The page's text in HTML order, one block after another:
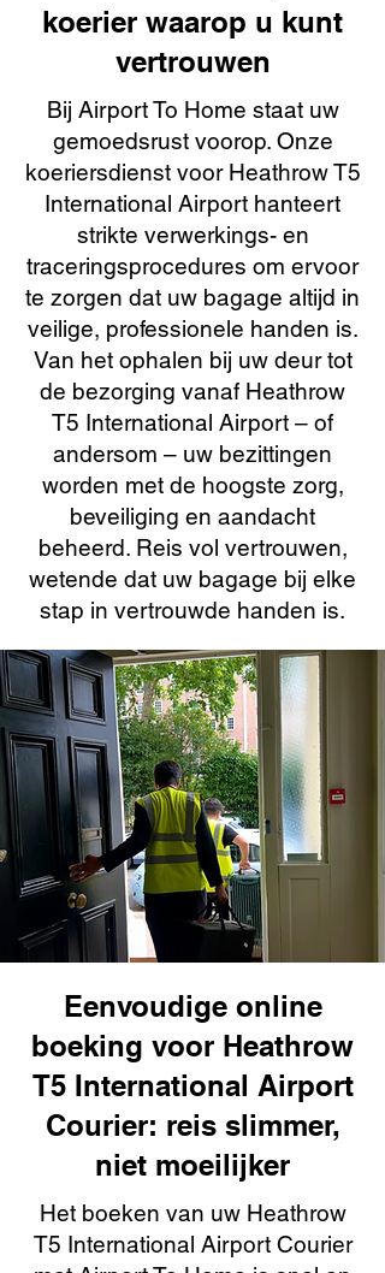
koerier waarop u kunt
vertrouwen
Bij Airport To Home staat uw
gemoedsrust voorop. Onze
koeriersdienst voor Heathrow T5
International Airport hanteert
strikte verwerkings- en
traceringsprocedures om ervoor
te zorgen dat uw bagage altijd in
veilige, professionele handen is.
Van het ophalen bij uw deur tot
de bezorging vanaf Heathrow
T5 International Airport – of
andersom – uw bezittingen
worden met de hoogste zorg,
beveiliging en aandacht
beheerd. Reis vol vertrouwen,
wetende dat uw bagage bij elke
stap in vertrouwde handen is.
Eenvoudige online
boeking voor Heathrow
T5 International Airport
Courier: reis slimmer,
niet moeilijker
Het boeken van uw Heathrow
T5 International Airport Courier